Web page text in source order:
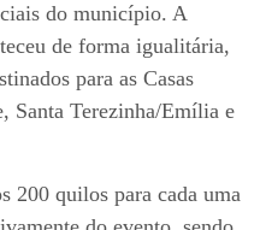
do município. A
de forma igualitária,
para as Casas
Santa Terezinha/Emília e
200 quilos para cada uma